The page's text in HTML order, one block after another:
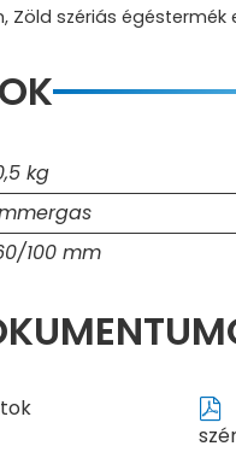
szériás égéstermék
kg
100 mm